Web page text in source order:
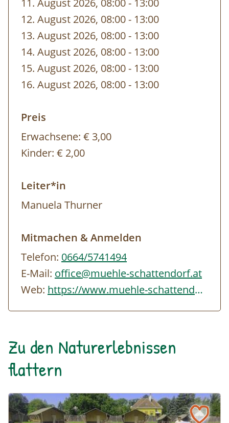
11. August 2026, 08:00- bis
13:00
12. August 2026, 08:00- bis
13:00
13. August 2026, 08:00- bis
13:00
14. August 2026, 08:00- bis
13:00
15. August 2026, 08:00- bis
13:00
16. August 2026, 08:00- bis
13:00
Preis
Erwachsene: € 3,00
Kinder: € 2,00
Leiter*in
Manuela Thurner
Mitmachen & Anmelden
Telefon: 0664/5741494
E-Mail: office@muehle-schattendorf.at
Web:
https://www.muehle-schattendorf.at/index.php
Zu den Naturerlebnissen
flattern